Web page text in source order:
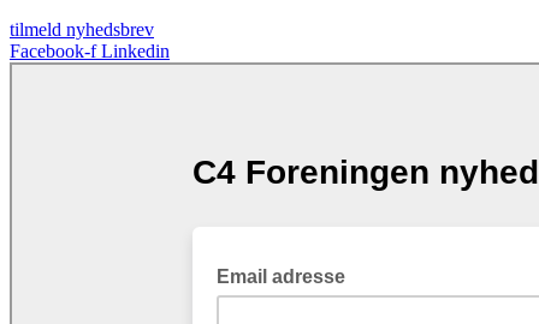
tilmeld nyhedsbrev
Facebook-f Linkedin